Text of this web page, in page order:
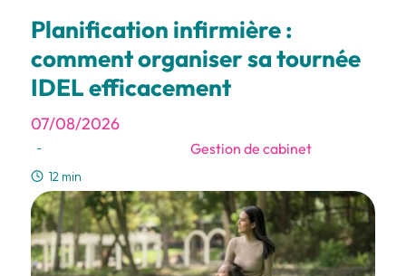
Planification infirmière :
comment organiser sa tournée
IDEL efficacement
07/08/2026
- Gestion de cabinet
12 min